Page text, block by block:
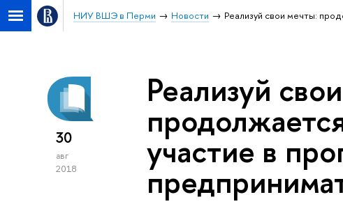
НИУ ВШЭ в Перми Новости Реализуй свои мечты:
30
авг
2018
Реализуй
участие в